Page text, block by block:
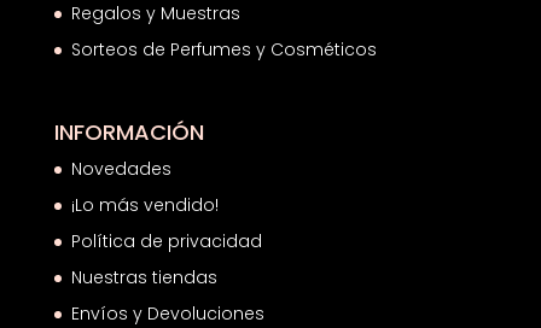
Regalos y Muestras
Sorteos de Perfumes y Cosméticos
INFORMACIÓN
Novedades
¡Lo más vendido!
Política de privacidad
Nuestras tiendas
Envíos y Devoluciones